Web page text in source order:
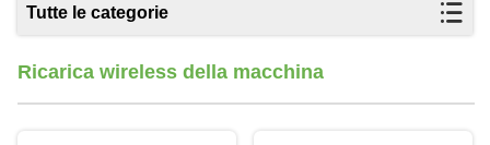
Tutte le categorie
Ricarica wireless della macchina